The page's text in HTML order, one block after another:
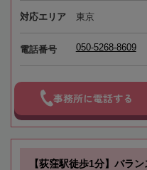
対応エリア 東京
電話番号 050-5268-8609
事務所に電話する
【荻窪駅徒歩1分】バラ